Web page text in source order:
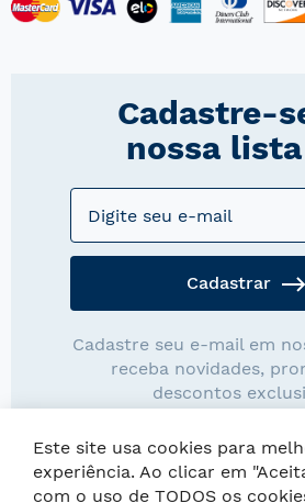
Cadastre-
nossa lista
Cadastrar
Cadastre seu e-mail em
receba novidades,
descontos
Este site usa cookies para
experiência. Ao clicar em
com o uso de TODOS os